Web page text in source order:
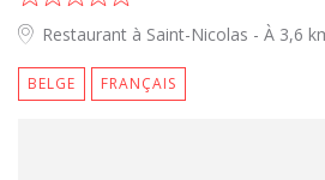
Restaurant à Saint-Nicolas - À 3,6
BELGE FRANÇAIS